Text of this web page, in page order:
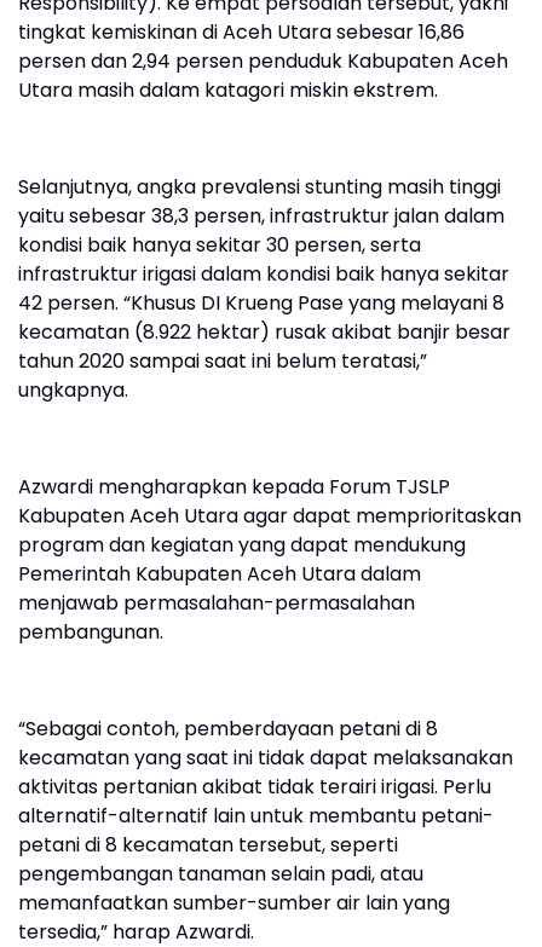
tingkat kemiskinan di Aceh Utara sebesar 16,86
persen dan 2,94 persen penduduk Kabupaten Aceh
Utara masih dalam katagori miskin ekstrem.
Selanjutnya, angka prevalensi stunting masih tinggi
yaitu sebesar 38,3 persen, infrastruktur jalan dalam
kondisi baik hanya sekitar 30 persen, serta
infrastruktur irigasi dalam kondisi baik hanya sekitar
42 persen. “Khusus DI Krueng Pase yang melayani 8
kecamatan (8.922 hektar) rusak akibat banjir besar
tahun 2020 sampai saat ini belum teratasi,”
ungkapnya.
Azwardi mengharapkan kepada Forum TJSLP
Kabupaten Aceh Utara agar dapat memprioritaskan
program dan kegiatan yang dapat mendukung
Pemerintah Kabupaten Aceh Utara dalam
menjawab permasalahan-permasalahan
pembangunan.
“Sebagai contoh, pemberdayaan petani di 8
kecamatan yang saat ini tidak dapat melaksanakan
aktivitas pertanian akibat tidak terairi irigasi. Perlu
alternatif-alternatif lain untuk membantu petani-
petani di 8 kecamatan tersebut, seperti
pengembangan tanaman selain padi, atau
memanfaatkan sumber-sumber air lain yang
tersedia,” harap Azwardi.